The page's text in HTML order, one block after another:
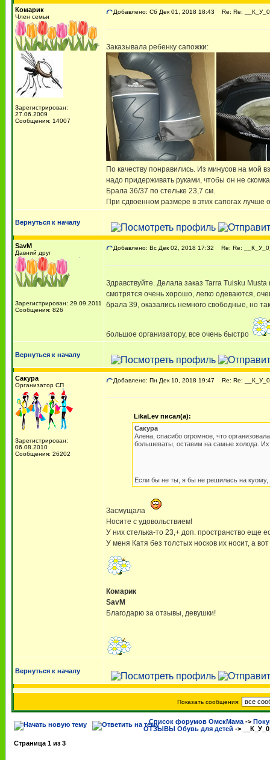
Комарик
Член семьи
Зарегистрирован:
27.06.2009
Сообщения: 14007
Добавлено: Сб Дек 01, 2018 18:43 Re: Re:
Заказывала ребенку сапожки:
По качеству понравились. Из минусов на мой
надо придерживать руками, чтобы он не
Брала 36/37 по стельке 23,7 см.
При сдвоенном размере в этих сапогах лучше
Вернуться к началу
SavM
Давний друг
Зарегистрирован: 29.09.2011
Сообщения: 826
Добавлено: Вс Дек 02, 2018 17:32 Re: Re:
Здравствуйте. Делала заказ Tarra Tuisku
смотрятся очень хорошо, легко одеваются,
брала 39, оказались немного свободные, но
большое организатору, все очень быстро
Вернуться к началу
Сакура
Организатор СП
Зарегистрирован:
06.08.2010
Сообщения: 26202
Добавлено: Пн Дек 10, 2018 19:47 Re: Re:
LikaLev писал(а):
Сакура
Алена, спасибо огромное, что
большеваты, оставим на самые холода.
Если бы не ты, я бы не решилась на
Засмущала
Носите с удовольствием!
У них стелька-то 23,+ доп. пространство еще
У меня Катя без толстых носков их носит, а
Комарик
SavM
Благодарю за отзывы, девушки!
Вернуться к началу
Показать сообщения:
Список форумов ОмскМама ->
ОТЗЫВЫ Обувь для детей ->
Страница 1 из 3